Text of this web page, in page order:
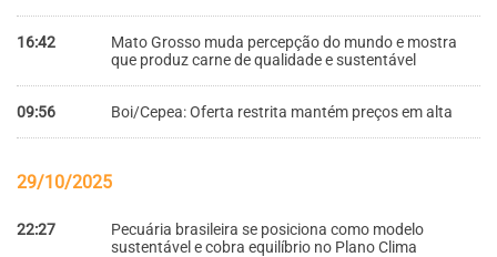
16:42
Mato Grosso muda percepção do mundo e mostra
que produz carne de qualidade e sustentável
09:56 Boi/Cepea: Oferta restrita mantém preços em alta
29/10/2025
22:27
Pecuária brasileira se posiciona como modelo
sustentável e cobra equilíbrio no Plano Clima